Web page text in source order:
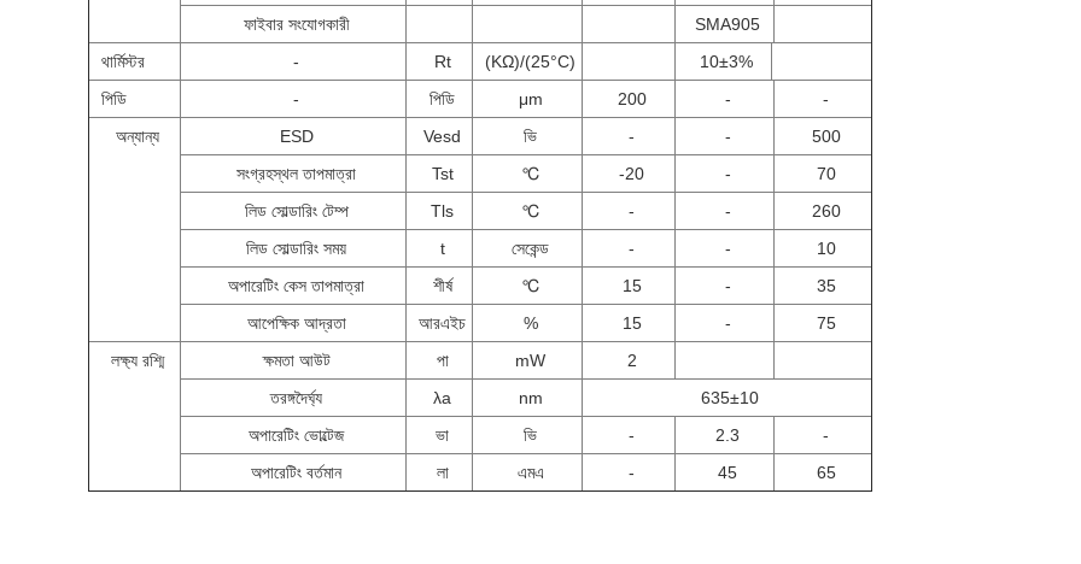
ফাইবার সংযোগকারী
SMA905
থার্মিস্টর
- Rt (KΩ)/(25°C)
10±3%
পিডি
- পিডি μm 200 -
-
অন্যান্য
ESD Vesd ভি - -
500
সংগ্রহস্থল তাপমাত্রা
Tst ℃ -20 -
70
লিড সোল্ডারিং টেম্প
Tls ℃ - -
260
লিড সোল্ডারিং সময়
t সেকেন্ড - -
10
অপারেটিং কেস তাপমাত্রা
শীর্ষ ℃ 15 -
35
আপেক্ষিক আদ্রতা
আরএইচ % 15 -
75
লক্ষ্য রশ্মি
ক্ষমতা আউট পা mW
2
তরঙ্গদৈর্ঘ্য
λa nm
635±10
অপারেটিং ভোল্টেজ
ভা ভি - 2.3
-
অপারেটিং বর্তমান
লা এমএ - 45 65